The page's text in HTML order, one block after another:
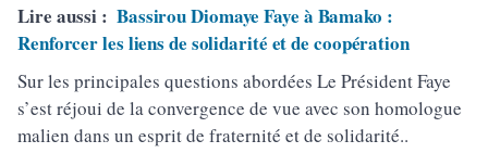
Lire aussi : Bassirou Diomaye Faye à Bamako :
Renforcer les liens de solidarité et de coopération
Sur les principales questions abordées Le Président Faye
s’est réjoui de la convergence de vue avec son homologue
malien dans un esprit de fraternité et de solidarité..